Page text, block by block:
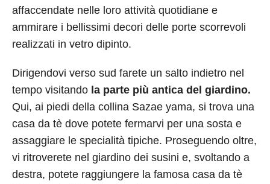
affaccendate nelle loro attività quotidiane e
ammirare i bellissimi decori delle porte scorrevoli
realizzati in vetro dipinto.
Dirigendovi verso sud farete un salto indietro nel
tempo visitando la parte più antica del giardino.
Qui, ai piedi della collina Sazae yama, si trova una
casa da tè dove potete fermarvi per una sosta e
assaggiare le specialità tipiche. Proseguendo oltre,
vi ritroverete nel giardino dei susini e, svoltando a
destra, potete raggiungere la famosa casa da tè